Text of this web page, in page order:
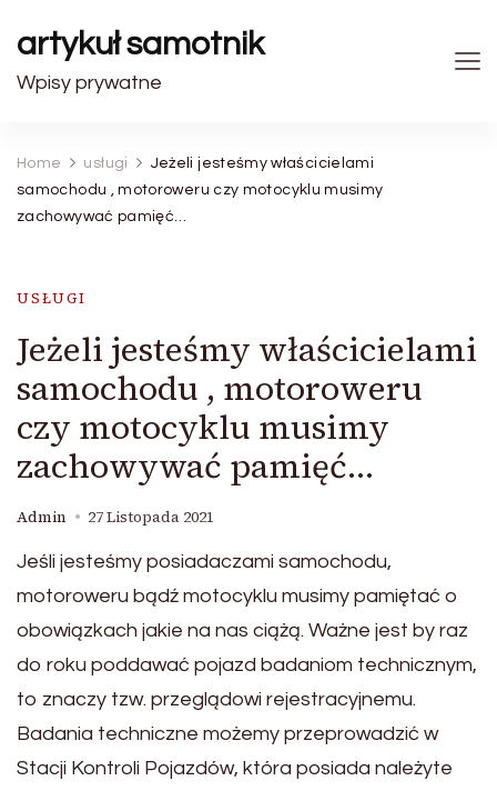
artykuł samotnik
Wpisy prywatne
Home usługi
Jeżeli jesteśmy właścicielami
samochodu , motoroweru czy motocyklu musimy
zachowywać pamięć…
USŁUGI
Jeżeli jesteśmy właścicielami
samochodu , motoroweru
czy motocyklu musimy
zachowywać pamięć…
Admin 27 Listopada 2021
Jeśli jesteśmy posiadaczami samochodu,
motoroweru bądź motocyklu musimy pamiętać o
obowiązkach jakie na nas ciążą. Ważne jest by raz
do roku poddawać pojazd badaniom technicznym,
to znaczy tzw. przeglądowi rejestracyjnemu.
Badania techniczne możemy przeprowadzić w
Stacji Kontroli Pojazdów, która posiada należyte